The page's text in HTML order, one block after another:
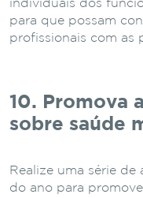
individuais dos
para que possam
profissionais com as
10. Promova
sobre saúde
Realize uma série
do ano para